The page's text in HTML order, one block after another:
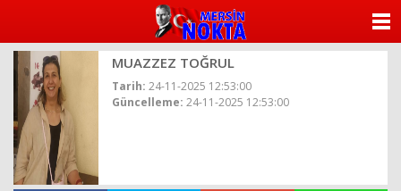
MUAZZEZ TOĞRUL
Tarih: 24-11-2025 12:53:00
Güncelleme: 24-11-2025 12:53:00YAZARLAR